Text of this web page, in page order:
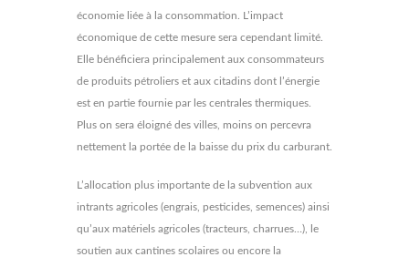
économie liée à la consommation. L’impact
économique de cette mesure sera cependant limité.
Elle bénéficiera principalement aux consommateurs
de produits pétroliers et aux citadins dont l’énergie
est en partie fournie par les centrales thermiques.
Plus on sera éloigné des villes, moins on percevra
nettement la portée de la baisse du prix du carburant.
L’allocation plus importante de la subvention aux
intrants agricoles (engrais, pesticides, semences) ainsi
qu’aux matériels agricoles (tracteurs, charrues…), le
soutien aux cantines scolaires ou encore la